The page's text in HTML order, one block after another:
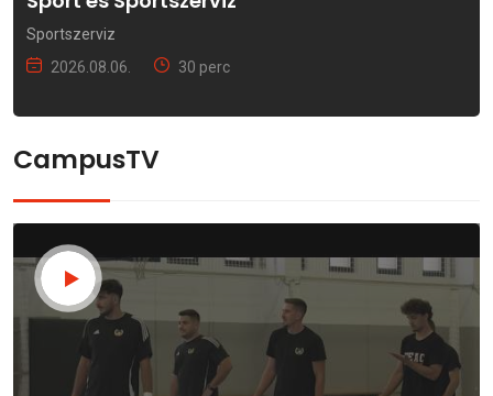
Sportszerviz
2026.08.06.
30 perc
CampusTV